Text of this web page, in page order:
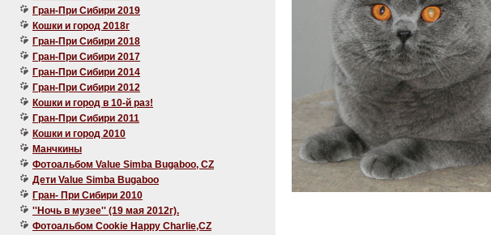
Гран-При Сибири 2019
Кошки и город 2018г
Гран-При Сибири 2018
Гран-При Сибири 2017
Гран-При Сибири 2014
Гран-При Сибири 2012
Кошки и город в 10-й раз!
Гран-При Сибири 2011
Кошки и город 2010
Манчкины
Фотоальбом Value Simba Bugaboo, CZ
Дети Value Simba Bugaboo
Гран- При Сибири 2010
''Ночь в музее'' (19 мая 2012г).
Фотоальбом Cookie Happy Charlie,CZ